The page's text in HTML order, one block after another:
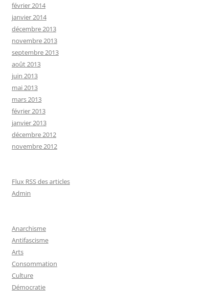
février 2014
janvier 2014
décembre 2013
novembre 2013
septembre 2013
août 2013
juin 2013
mai 2013
mars 2013
février 2013
janvier 2013
décembre 2012
novembre 2012
Flux RSS des articles
Admin
Anarchisme
Antifascisme
Arts
Consommation
Culture
Démocratie